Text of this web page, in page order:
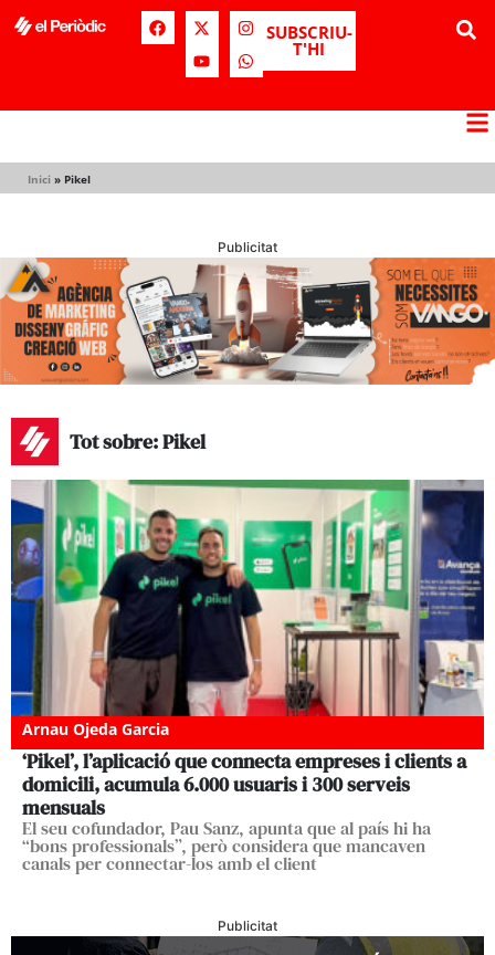
SUBSCRIU-
T'HI
Inici » Pikel
Publicitat
Tot sobre: Pikel
Arnau Ojeda Garcia
‘Pikel’, l’aplicació que connecta empreses i clients a
domicili, acumula 6.000 usuaris i 300 serveis
mensuals
El seu cofundador, Pau Sanz, apunta que al país hi ha
“bons professionals”, però considera que mancaven
canals per connectar-los amb el client
Publicitat